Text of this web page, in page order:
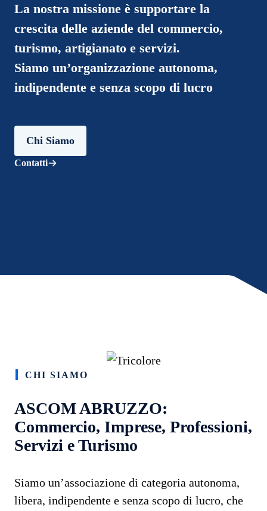
La nostra missione è supportare la
crescita delle aziende del commercio,
turismo, artigianato e servizi.
Siamo un’organizzazione autonoma,
indipendente e senza scopo di lucro
Chi Siamo
Contatti
CHI SIAMO
ASCOM ABRUZZO:
Commercio, Imprese, Professioni,
Servizi e Turismo
Siamo un’associazione di categoria autonoma,
libera, indipendente e senza scopo di lucro, che